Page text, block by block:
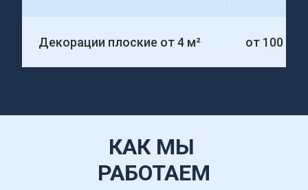
Декорации плоские от 4 м² от 100
КАК МЫ
РАБОТАЕМ